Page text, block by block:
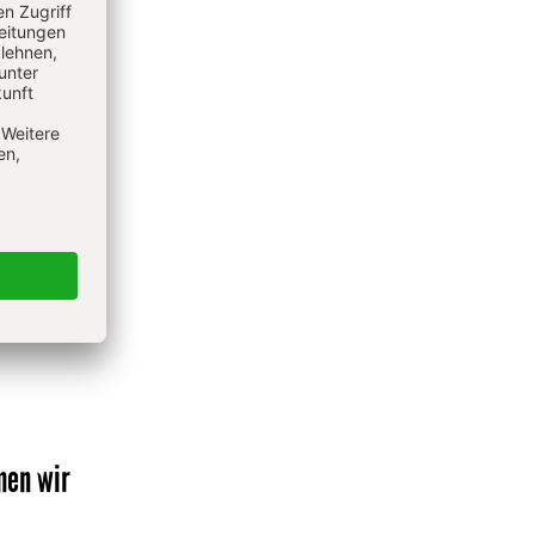
am
der
wir